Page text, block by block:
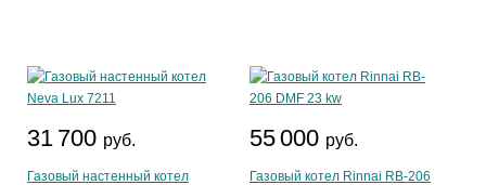
31 700 руб.
Газовый настенный котел
55 000 руб.
Газовый котел Rinnai RB-206